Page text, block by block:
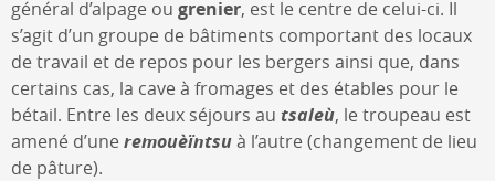
général d’alpage ou grenier, est le centre de celui-ci. Il
s’agit d’un groupe de bâtiments comportant des locaux
de travail et de repos pour les bergers ainsi que, dans
certains cas, la cave à fromages et des étables pour le
bétail. Entre les deux séjours au tsaleù, le troupeau est
amené d’une remouèïntsuà l’autre (changement de lieu
de pâture).